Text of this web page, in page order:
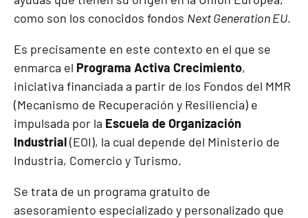
como son los conocidos fondos Next Generation EU.
Es precisamente en este contexto en el que se
enmarca el Programa Activa Crecimiento,
iniciativa financiada a partir de los Fondos del MMR
(Mecanismo de Recuperación y Resiliencia) e
impulsada por la Escuela de Organización
Industrial(EOI), la cual depende del Ministerio de
Industria, Comercio y Turismo.
Se trata de un programa gratuito de
asesoramiento especializado y personalizado que